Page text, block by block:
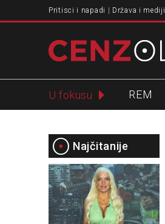
Pritisci i napadi Država i mediji
U fokusu REM
Najčitanije